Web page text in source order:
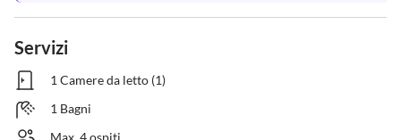
Servizi
1 Camere da letto (1)
1 Bagni
Max. 4 ospiti